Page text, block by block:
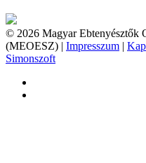
© 2026 Magyar Ebtenyésztők
(MEOESZ) | Impresszum |
Simonszoft